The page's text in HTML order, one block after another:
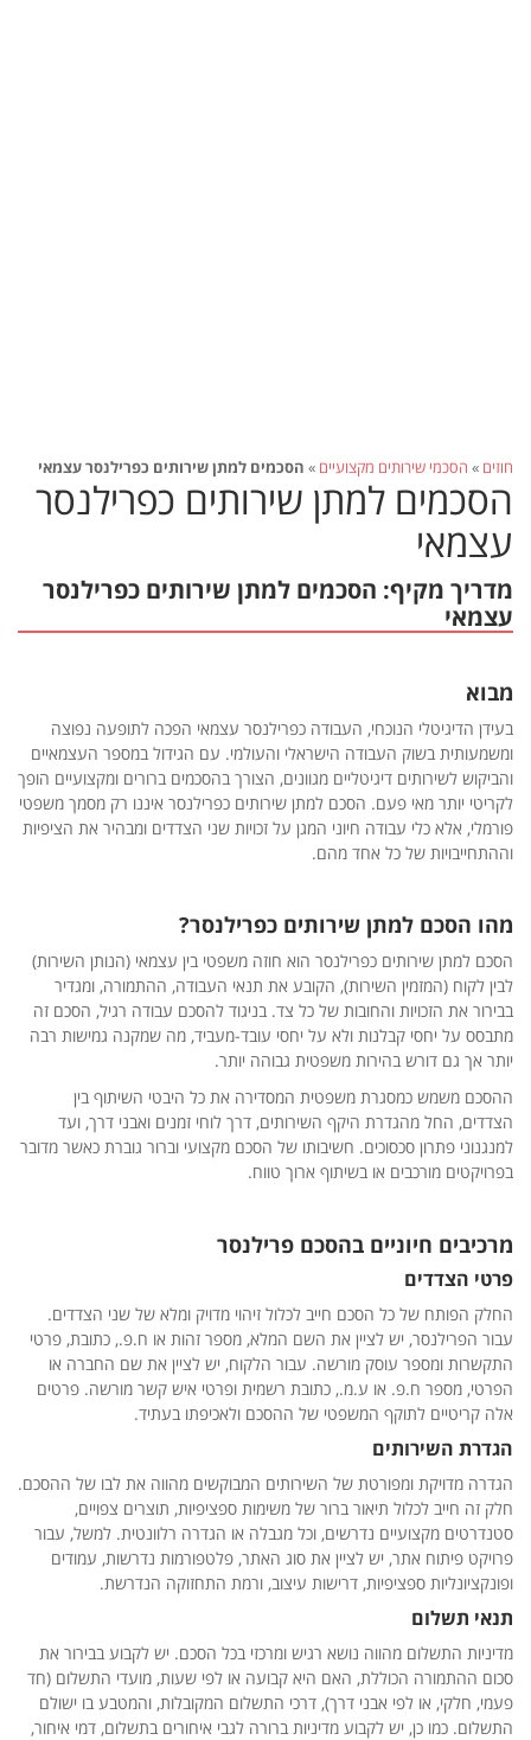
חוזים » הסכמי שירותים מקצועיים » הסכמים למתן שירותים כפרילנסר עצמאי
הסכמים למתן שירותים כפרילנסר
עצמאי
מדריך מקיף: הסכמים למתן שירותים כפרילנסר
עצמאי
מבוא
בעידן הדיגיטלי הנוכחי, העבודה כפרילנסר עצמאי הפכה לתופעה נפוצה
ומשמעותית בשוק העבודה הישראלי והעולמי. עם הגידול במספר העצמאיים
והביקוש לשירותים דיגיטליים מגוונים, הצורך בהסכמים ברורים ומקצועיים הופך
לקריטי יותר מאי פעם. הסכם למתן שירותים כפרילנסר איננו רק מסמך משפטי
פורמלי, אלא כלי עבודה חיוני המגן על זכויות שני הצדדים ומבהיר את הציפיות
וההתחייבויות של כל אחד מהם.
מהו הסכם למתן שירותים כפרילנסר?
הסכם למתן שירותים כפרילנסר הוא חוזה משפטי בין עצמאי (הנותן השירות)
לבין לקוח (המזמין השירות), הקובע את תנאי העבודה, ההתמורה, ומגדיר
בבירור את הזכויות והחובות של כל צד. בניגוד להסכם עבודה רגיל, הסכם זה
מתבסס על יחסי קבלנות ולא על יחסי עובד-מעביד, מה שמקנה גמישות רבה
יותר אך גם דורש בהירות משפטית גבוהה יותר.
ההסכם משמש כמסגרת משפטית המסדירה את כל היבטי השיתוף בין
הצדדים, החל מהגדרת היקף השירותים, דרך לוחי זמנים ואבני דרך, ועד
למנגנוני פתרון סכסוכים. חשיבותו של הסכם מקצועי וברור גוברת כאשר מדובר
בפרויקטים מורכבים או בשיתוף ארוך טווח.
מרכיבים חיוניים בהסכם פרילנסר
פרטי הצדדים
החלק הפותח של כל הסכם חייב לכלול זיהוי מדויק ומלא של שני הצדדים.
עבור הפרילנסר, יש לציין את השם המלא, מספר זהות או ח.פ., כתובת, פרטי
התקשרות ומספר עוסק מורשה. עבור הלקוח, יש לציין את שם החברה או
הפרטי, מספר ח.פ. או ע.מ., כתובת רשמית ופרטי איש קשר מורשה. פרטים
אלה קריטיים לתוקף המשפטי של ההסכם ולאכיפתו בעתיד.
הגדרת השירותים
הגדרה מדויקת ומפורטת של השירותים המבוקשים מהווה את לבו של ההסכם.
חלק זה חייב לכלול תיאור ברור של משימות ספציפיות, תוצרים צפויים,
סטנדרטים מקצועיים נדרשים, וכל מגבלה או הגדרה רלוונטית. למשל, עבור
פרויקט פיתוח אתר, יש לציין את סוג האתר, פלטפורמות נדרשות, עמודים
ופונקציונליות ספציפיות, דרישות עיצוב, ורמת התחזוקה הנדרשת.
תנאי תשלום
מדיניות התשלום מהווה נושא רגיש ומרכזי בכל הסכם. יש לקבוע בבירור את
סכום ההתמורה הכוללת, האם היא קבועה או לפי שעות, מועדי התשלום (חד
פעמי, חלקי, או לפי אבני דרך), דרכי התשלום המקובלות, והמטבע בו ישולם
התשלום. כמו כן, יש לקבוע מדיניות ברורה לגבי איחורים בתשלום, דמי איחור,